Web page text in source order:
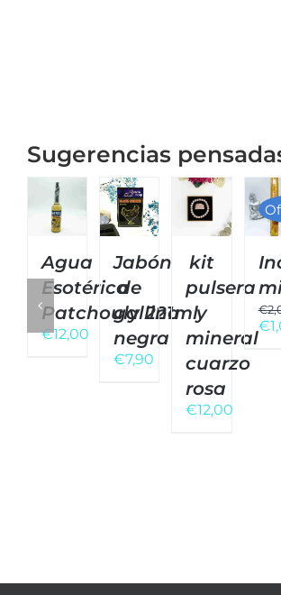
Sugerencias
Agua
Esotérica
Patchouly 221ml
€12,00
Jabón
de
gallina
negra
€7,90
kit
pulsera
y
mineral
cuarzo
rosa
€12,00
€
El
€